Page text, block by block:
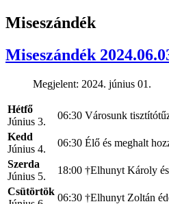
Miseszándék
Miseszándék
Megjelent: 2024. június 01.
Hétfő
Június 3.
06:30 Városunk
Kedd
Június 4.
06:30 Élő és meghalt
Szerda
Június 5.
18:00 †Elhunyt Károly
Csütörtök
06:30 †Elhunyt Zoltán